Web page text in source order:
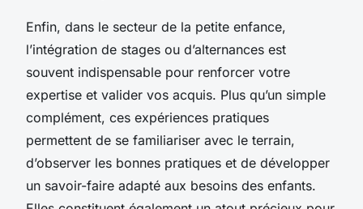
Enfin, dans le secteur de la petite enfance,
l’intégration de stages ou d’alternances est
souvent indispensable pour renforcer votre
expertise et valider vos acquis. Plus qu’un simple
complément, ces expériences pratiques
permettent de se familiariser avec le terrain,
d’observer les bonnes pratiques et de développer
un savoir-faire adapté aux besoins des enfants.